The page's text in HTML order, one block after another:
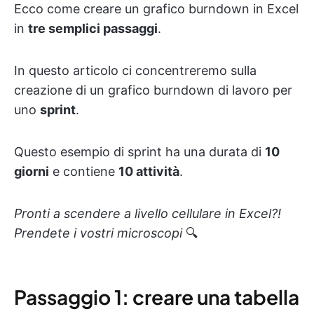
Ecco come creare un grafico burndown in Excel
in tre semplici passaggi.
In questo articolo ci concentreremo sulla
creazione di un grafico burndown di lavoro per
uno sprint.
Questo esempio di sprint ha una durata di 10
giorni e contiene 10 attività.
Pronti a scendere a livello cellulare in Excel?!
Prendete i vostri microscopi🔍
Passaggio 1: creare una tabella